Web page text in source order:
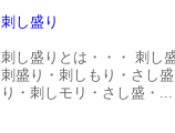
刺し盛り
刺し盛りとは・・・ 刺し
刺盛り・刺しもり・さし
り・刺しモリ・さし盛・...